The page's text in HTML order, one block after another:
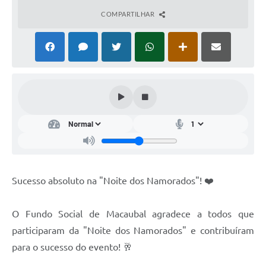
Ouvidoria
Galeria de Vídeos
COMPARTILHAR
Sucesso absoluto na "Noite dos Namorados"! ❤️
O Fundo Social de Macaubal agradece a todos que
participaram da "Noite dos Namorados" e contribuíram
para o sucesso do evento! 🥂